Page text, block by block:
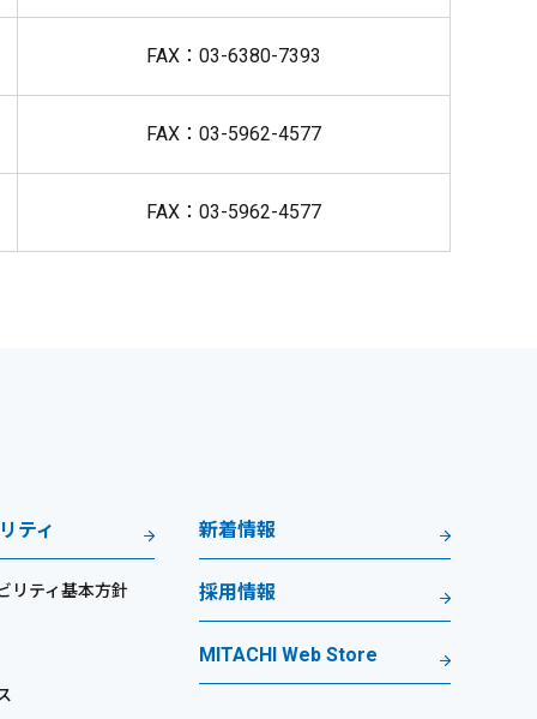
FAX：03-6380-7393
FAX：03-5962-4577
FAX：03-5962-4577
ティ
リティ基本方針
新着情報
採用情報
MITACHI Web Store